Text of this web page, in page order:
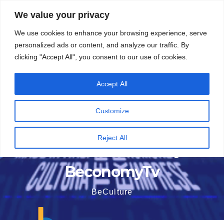
We value your privacy
We use cookies to enhance your browsing experience, serve
personalized ads or content, and analyze our traffic. By
clicking "Accept All", you consent to our use of cookies.
Customize
Reject All
Accept All
contenuto
6 Agosto 2026
BeconomyTv
BeCulture